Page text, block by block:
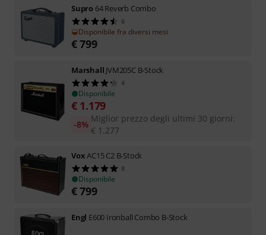
Supro 64 Reverb Combo
6
Disponibile fra diversi mesi
€799
Marshall JVM205C B-Stock
4
Disponibile
€ 1.179
Miglior prezzo degli ultimi 30 giorni:
€ 1.277
-8%
VoxAC15 C2 B-Stock
8
Disponibile
€799
Engl E600 Ironball Combo B-Stock